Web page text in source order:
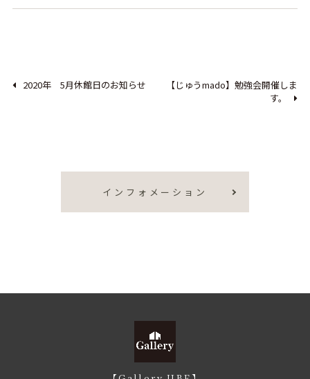
2020年 5月休館日のお知らせ
【じゅうmado】勉強会開催しま
す。
インフォメーション